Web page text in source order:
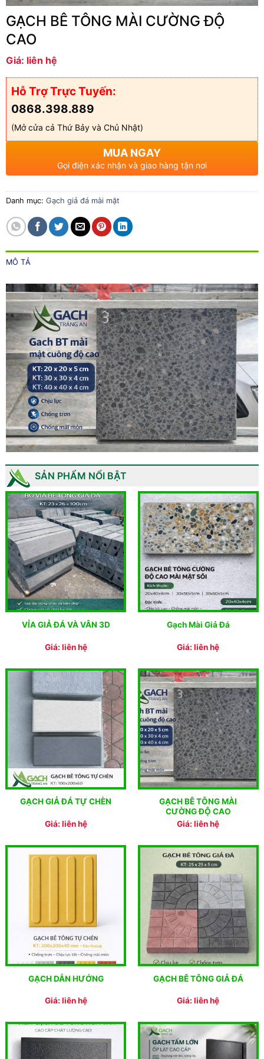
GẠCH BÊ TÔNG MÀI CƯỜNG ĐỘ
CAO
Giá: liên hệ
Hỗ Trợ Trực Tuyến:
0868.398.889
(Mở cửa cả Thứ Bảy và Chủ Nhật)
MUA NGAY
Gọi điện xác nhận và giao hàng tận nơi
Danh mục: Gạch giả đá mài mặt
MÔ TẢ
SẢN PHẨM NỔI BẬT
VỈA GIẢ ĐÁ VÀ VÂN 3D
Giá: liên hệ
Gạch Mài Giả Đá
Giá: liên hệ
GẠCH GIẢ ĐÁ TỰ CHÈN
Giá: liên hệ
GẠCH BÊ TÔNG MÀI
CƯỜNG ĐỘ CAO
Giá: liên hệ
GẠCH DẪN HƯỚNG
Giá: liên hệ
GẠCH BÊ TÔNG GIẢ ĐÁ
Giá: liên hệ